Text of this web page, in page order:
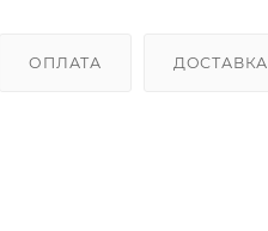
ОПЛАТА ДОСТАВКА